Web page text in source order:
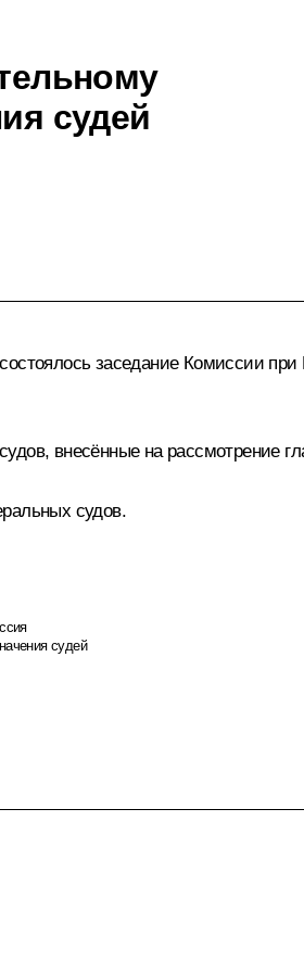
судей
заседание Комиссии
внесённые на рассмотрение
судов.
судей